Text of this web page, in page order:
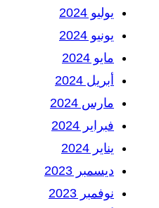
يوليو 2024
يونيو 2024
مايو 2024
أبريل 2024
مارس 2024
فبراير 2024
يناير 2024
ديسمبر 2023
نوفمبر 2023